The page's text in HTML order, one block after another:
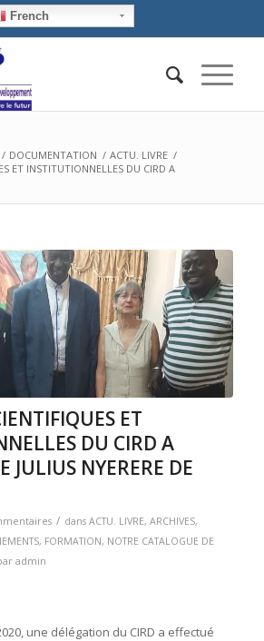
French
/ DOCUMENTATION / ACTU. LIVRE /
ET INSTITUTIONNELLES DU CIRD A
ET
DU CIRD A
JULIUS NYERERE DE
/ dans ACTU. LIVRE, ARCHIVES,
, FORMATION, NOTRE CATALOGUE DE
admin
une délégation du CIRD a effectué